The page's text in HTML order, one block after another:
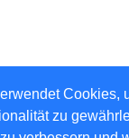
Cookies,
zu